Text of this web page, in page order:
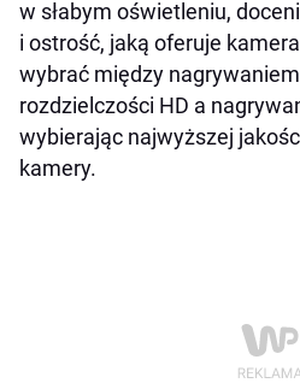
w słabym oświetleniu,
i ostrość, jaką oferuje
wybrać między nagrywaniem
rozdzielczości HD a
wybierając najwyższej
kamery.